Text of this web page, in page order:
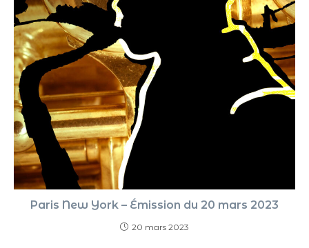
Paris New York – Émission du 20 mars 2023
20 mars 2023